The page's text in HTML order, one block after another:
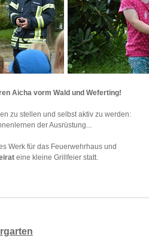
Aicha vorm Wald und Weferting!
zu stellen und selbst aktiv zu werden:
der Ausrüstung...
Werk für das Feuerwehrhaus und
eine kleine Grillfeier statt.